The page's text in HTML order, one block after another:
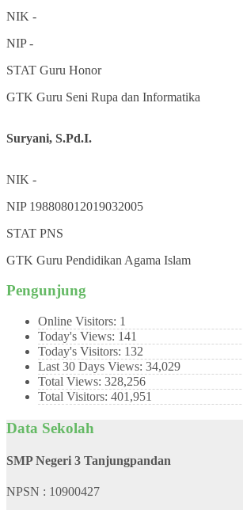
NIK -
NIP-
STAT Guru Honor
GTK Guru Seni Rupa dan Informatika
Suryani, S.Pd.I.
NIK -
NIP 198808012019032005
STAT PNS
GTK Guru Pendidikan Agama Islam
Pengunjung
Online Visitors: 1
Today's Views: 141
Today's Visitors: 132
Last 30 Days Views: 34,029
Total Views: 328,256
Total Visitors: 401,951
Data Sekolah
SMP Negeri 3 Tanjungpandan
NPSN : 10900427